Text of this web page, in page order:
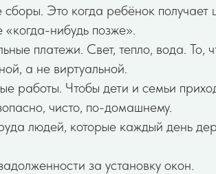
Это когда ребёнок получает
нибудь позже».
платежи. Свет, тепло, вода. То,
а не виртуальной.
работы. Чтобы дети и семьи
чисто, по-домашнему.
людей, которые каждый день
за установку окон.